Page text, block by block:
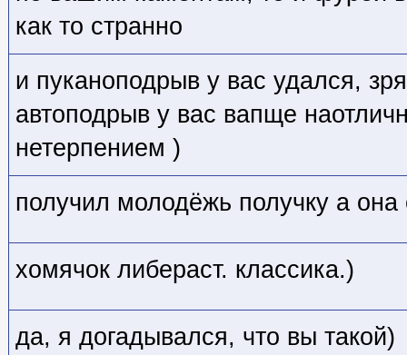
как то странно
и пуканоподрыв у вас удался,
автоподрыв у вас вапще
нетерпением )
получил молодёжь получку а она
хомячок либераст. классика.)
да, я догадывался, что вы такой)